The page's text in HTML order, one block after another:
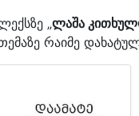
„ლაშა
რაიმე